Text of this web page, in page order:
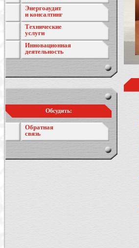
Энергоаудит
и консалтинг
Технические
услуги
Инновационная
деятельность
Обсудить:
Обратная
связь